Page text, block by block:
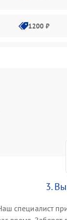
1200 ₽
1800 ₽3.
специалист